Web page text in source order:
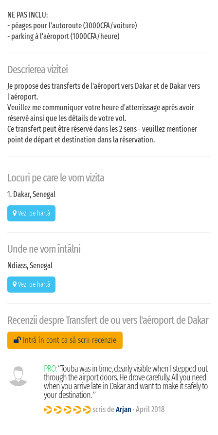
NE PAS INCLU:
- péages pour l'autoroute (3000CFA/voiture)
- parking à l'aéroport (1000CFA/heure)
Descrierea vizitei
Je propose des transferts de l'aéroport vers Dakar et de Dakar vers
l'aéroport.
Veuillez me communiquer votre heure d'atterrissage après avoir
réservé ainsi que les détails de votre vol.
Ce transfert peut être réservé dans les 2 sens - veuillez mentioner
point de départ et destination dans la réservation.
Locuri pe care le vom vizita
1. Dakar, Senegal
Vezi pe hartă
Unde ne vom întâlni
Ndiass, Senegal
Vezi pe hartă
Recenzii despre Transfert de ou vers l'aéroport de Dakar
Intră în cont ca să scrii recenzie
PRO:“Touba was in time, clearly visible when I stepped out
through the airport doors. He drove carefully. All you need
when you arrive late in Dakar and want to make it safely to
your destination. ”
scris deArjan · April 2018